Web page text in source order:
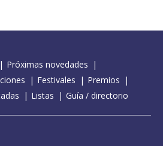
Próximas novedades
Festivales
Premios
Listas Guía / directorio